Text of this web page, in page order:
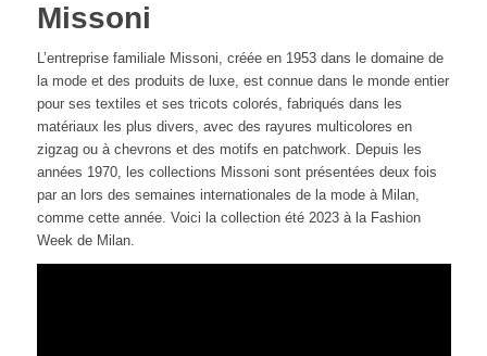
Missoni
L’entreprise familiale Missoni, créée en 1953 dans le domaine de
la mode et des produits de luxe, est connue dans le monde entier
pour ses textiles et ses tricots colorés, fabriqués dans les
matériaux les plus divers, avec des rayures multicolores en
zigzag ou à chevrons et des motifs en patchwork. Depuis les
années 1970, les collections Missoni sont présentées deux fois
par an lors des semaines internationales de la mode à Milan,
comme cette année. Voici la collection été 2023 à la Fashion
Week de Milan.